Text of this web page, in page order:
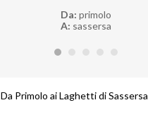
Da: primolo
A: sassersa
Da Primolo ai Laghetti di Sassersa